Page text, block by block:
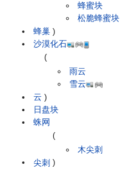
蜂巢
蜂蜜块
松脆蜂蜜块
)
沙漠化石
云
(
雨云
雪云
)
日盘块
蛛网
尖刺
(
木尖刺
)